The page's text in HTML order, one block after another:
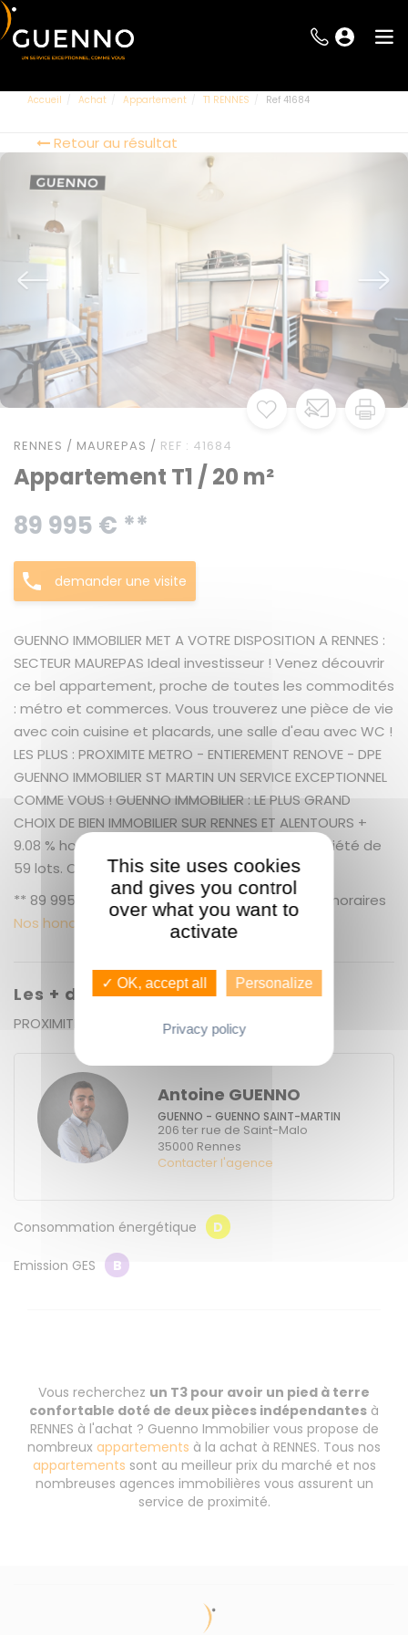
Accueil Achat Appartement T1 RENNES Ref 41684
Retour au résultat
RENNES / MAUREPAS / REF : 41684
Appartement T1 / 20 m²
89 995 € **
demander une visite
GUENNO IMMOBILIER MET A VOTRE DISPOSITION A RENNES :
SECTEUR MAUREPAS Ideal investisseur ! Venez découvrir
ce bel appartement, proche de toutes les commodités
: métro et commerces. Vous trouverez une pièce de vie
avec coin cuisine et placards, une salle d'eau avec WC !
LES PLUS : PROXIMITE METRO - ENTIEREMENT RENOVE - DPE
GUENNO IMMOBILIER ST MARTIN UN SERVICE EXCEPTIONNEL
COMME VOUS ! GUENNO IMMOBILIER : LE PLUS GRAND
CHOIX DE BIEN IMMOBILIER SUR RENNES ET ALENTOURS +
9.08 % honoraires de négociation TTC. Copropriété de
59 lots. Charges annuelles : 680 euros.
** 89 995 € honoraires inclus | 82 500 € hors honoraires
Nos honoraires
Les + du bien
PROXIMITE METRO - ENTIEREMENT RENOVE - DPE
Antoine GUENNO
GUENNO - GUENNO SAINT-MARTIN
206 ter rue de Saint-Malo
35000 Rennes
Contacter l'agence
Consommation énergétique D
Emission GES B
Vous recherchez un T3 pour avoir un pied à terre
confortable doté de deux pièces indépendantes à
RENNES à l'achat ? Guenno Immobilier vous propose de
nombreux appartements à la achat à RENNES. Tous nos
appartements sont au meilleur prix du marché et nos
nombreuses agences immobilières vous assurent un
service de proximité.
This site uses cookies
and gives you control
over what you want to
activate
✓ OK, accept all Personalize
Privacy policy